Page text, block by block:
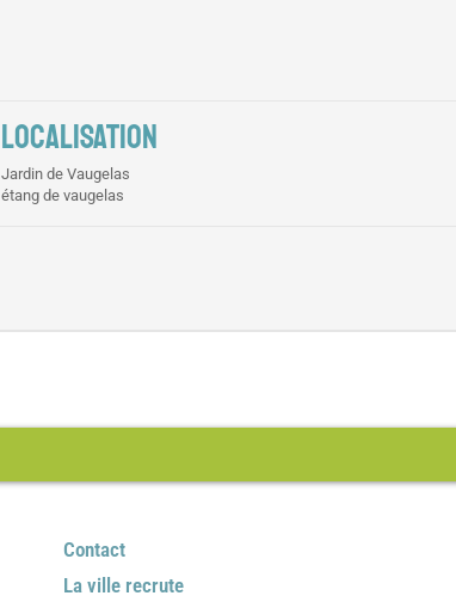
LOCALISATION
Jardin de Vaugelas
étang de vaugelas
Contact
La ville recrute